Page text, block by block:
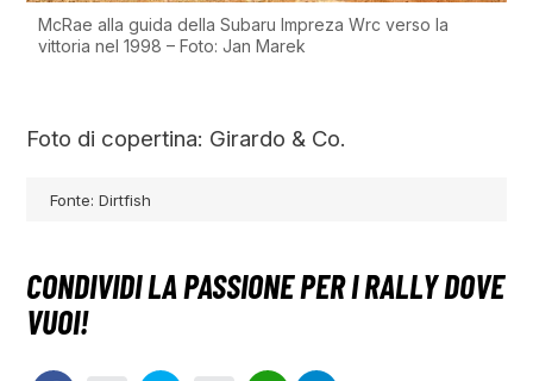
McRae alla guida della Subaru Impreza Wrc verso la
vittoria nel 1998 – Foto: Jan Marek
Foto di copertina: Girardo & Co.
Fonte: Dirtfish